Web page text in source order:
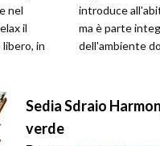
nel
il
in
introduce
ma è parte
dell'ambiente
Sedia Sdraio
verde